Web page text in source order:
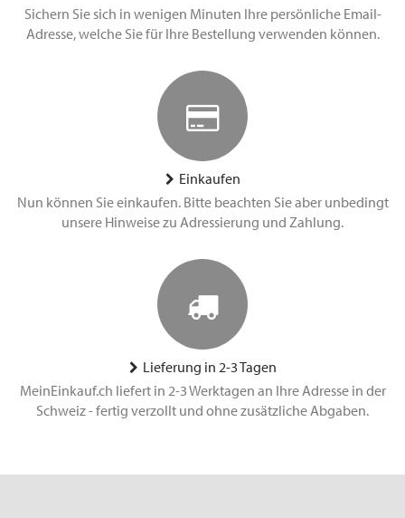
Sichern Sie sich in wenigen Minuten Ihre persönliche Email-
Adresse, welche Sie für Ihre Bestellung verwenden können.
Einkaufen
Nun können Sie einkaufen. Bitte beachten Sie aber unbedingt
unsere Hinweise zu Adressierung und Zahlung.
Lieferung in 2-3 Tagen
MeinEinkauf.ch liefert in 2-3 Werktagen an Ihre Adresse in der
Schweiz - fertig verzollt und ohne zusätzliche Abgaben.